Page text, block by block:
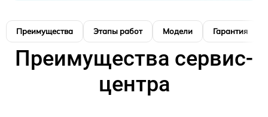
Преимущества Этапы работ Модели Гарантия
Преимущества сервис-
центра